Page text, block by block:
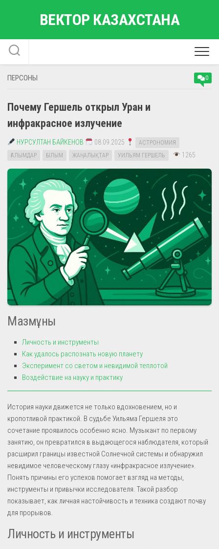
ВЕКТОР КАЗАХСТАНА
ПЕРСОНЫ 0
Почему Гершель открыл Уран и
инфракрасное излучение
НУРСУЛТАН БАЙКЕНОВ 08.09.2025
АСТРОНОМИЯ
ҒАЛЫМДАР
ҒЫЛЫМ ЖАҢАЛЫҚТАР УИЛЬЯМ ГЕРШЕЛЬ 1265
Мазмұны
Личность и инструменты
Как удалось распознать новую планету
Эксперимент со светом и невидимой теплотой
Воздействие на науку и практику
История науки движется не только вдохновением, но и
кропотливой практикой. В судьбе Уильяма Гершеля это
сочетание проявилось особенно ясно. Музыкант по первому
занятию, он превратился в выдающегося наблюдателя, который
расширил границы известной Солнечной системы и обнаружил
невидимое человеческому глазу «инфракрасное излучение».
Понять причины его успехов помогает взгляд на методы,
инструменты и привычки исследователя. Такой разбор
показывает, как личная настойчивость и техника создают почву
для прорывов.
Личность и инструменты